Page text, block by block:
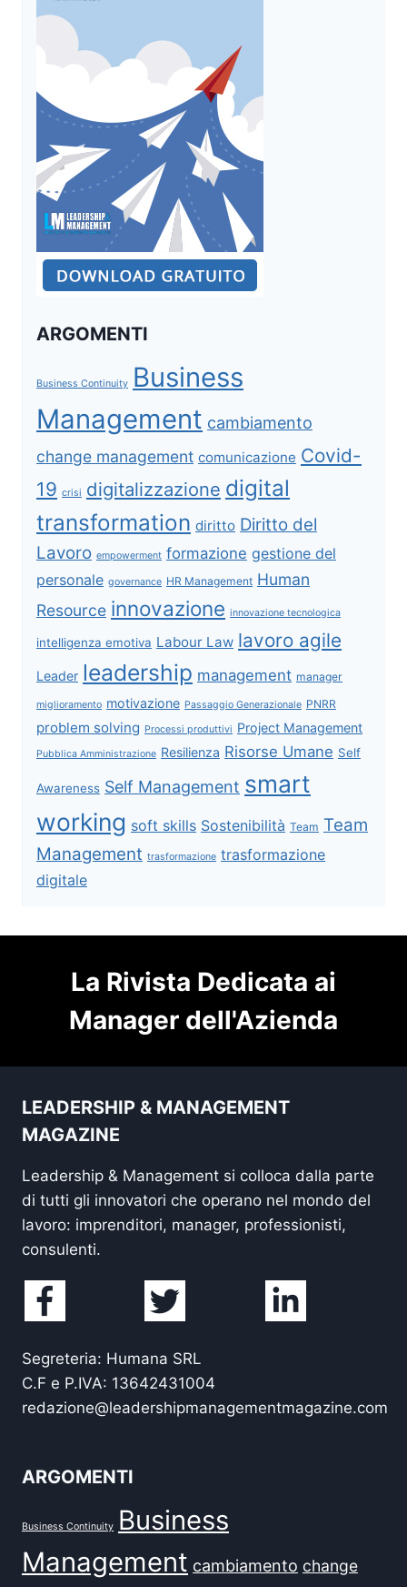
ARGOMENTI
Business Continuity Business
Management cambiamento
change management comunicazione Covid-
19 crisi digitalizzazione digital
transformation diritto Diritto del
Lavoro empowerment formazione gestione del
personale governance HR Management Human
Resource innovazione innovazione tecnologica
intelligenza emotiva Labour Law lavoro agile
Leader leadership management manager
miglioramento motivazione Passaggio Generazionale PNRR
problem solving Processi produttivi Project Management
Pubblica Amministrazione Resilienza Risorse Umane Self
Awareness Self Management smart
working soft skills Sostenibilità Team Team
Management trasformazione trasformazione
digitale
La Rivista Dedicata ai
Manager dell'Azienda
LEADERSHIP & MANAGEMENT
MAGAZINE
Leadership & Management si colloca dalla parte
di tutti gli innovatori che operano nel mondo del
lavoro: imprenditori, manager, professionisti,
consulenti.
Segreteria: Humana SRL
C.F e P.IVA: 13642431004
redazione@leadershipmanagementmagazine.com
ARGOMENTI
Business Continuity Business
Management cambiamento change